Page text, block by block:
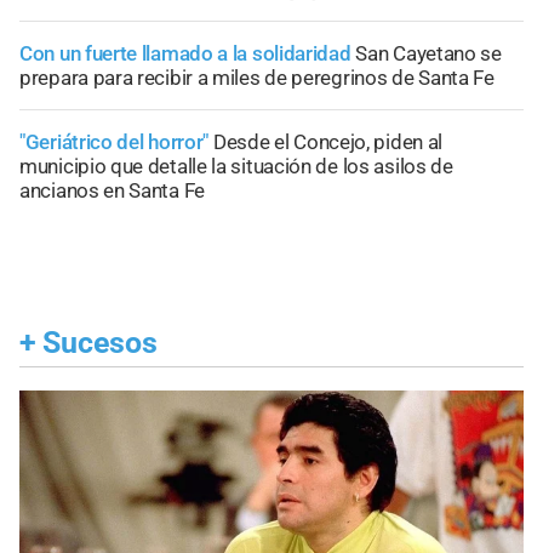
Con un fuerte llamado a la solidaridad San Cayetano se
prepara para recibir a miles de peregrinos de Santa Fe
"Geriátrico del horror" Desde el Concejo, piden al
municipio que detalle la situación de los asilos de
ancianos en Santa Fe
+ Sucesos